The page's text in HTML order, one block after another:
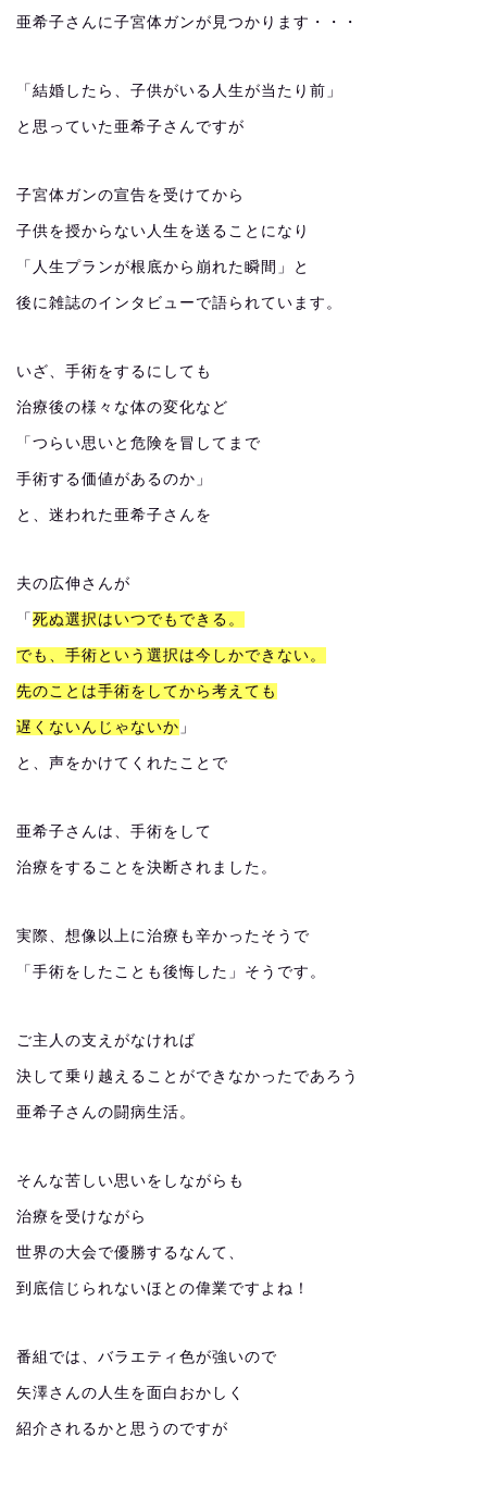
亜希子さんに子宮体ガンが見つかります・・・
「結婚したら、子供がいる人生が当たり前」
と思っていた亜希子さんですが
子宮体ガンの宣告を受けてから
子供を授からない人生を送ることになり
「人生プランが根底から崩れた瞬間」と
後に雑誌のインタビューで語られています。
いざ、手術をするにしても
治療後の様々な体の変化など
「つらい思いと危険を冒してまで
手術する価値があるのか」
と、迷われた亜希子さんを
夫の広伸さんが
「 死ぬ選択はいつでもできる。
でも、手術という選択は今しかできない。
先のことは手術をしてから考えても
遅くないんじゃないか 」
と、声をかけてくれたことで
亜希子さんは、手術をして
治療をすることを決断されました。
実際、想像以上に治療も辛かったそうで
「手術をしたことも後悔した」そうです。
ご主人の支えがなければ
決して乗り越えることができなかったであろう
亜希子さんの闘病生活。
そんな苦しい思いをしながらも
治療を受けながら
世界の大会で優勝するなんて、
到底信じられないほとの偉業ですよね！
番組では、バラエティ色が強いので
矢澤さんの人生を面白おかしく
紹介されるかと思うのですが